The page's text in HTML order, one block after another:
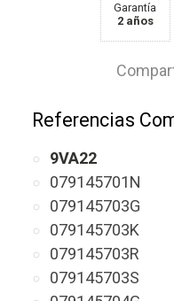
Garantía
2 años
Referencias
9VA22
079145701N
079145703G
079145703K
079145703R
079145703S